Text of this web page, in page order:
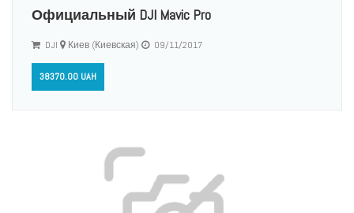
Официальный DJI Mavic Pro
DJI Киев (Киевская) 09/11/2017
38370.00 UAH